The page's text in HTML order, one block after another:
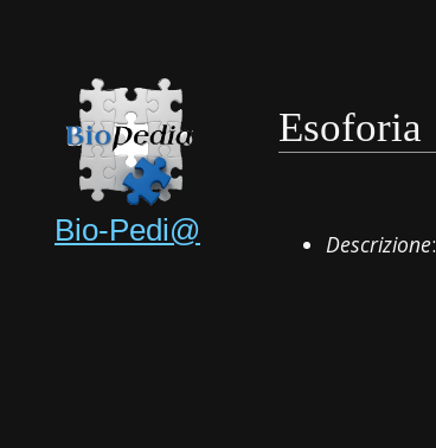
Bio-Pedi@
Esoforia
Descrizione